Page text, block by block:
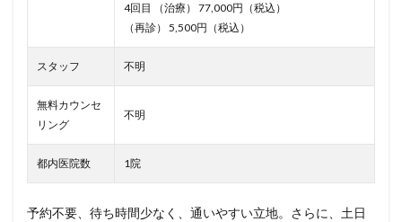
4回目 （治療） 77,000円（税込）
（再診） 5,500円（税込）
スタッフ 不明
無料カウンセ
リング
不明
都内医院数 1院
予約不要、待ち時間少なく、通いやすい立地。さらに、土日